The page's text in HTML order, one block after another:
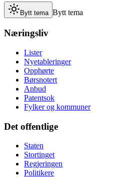
Bytt tema Bytt tema
Næringsliv
Lister
Nyetableringer
Opphørte
Børsnotert
Anbud
Patentsok
Fylker og kommuner
Det offentlige
Staten
Stortinget
Regjeringen
Politikere